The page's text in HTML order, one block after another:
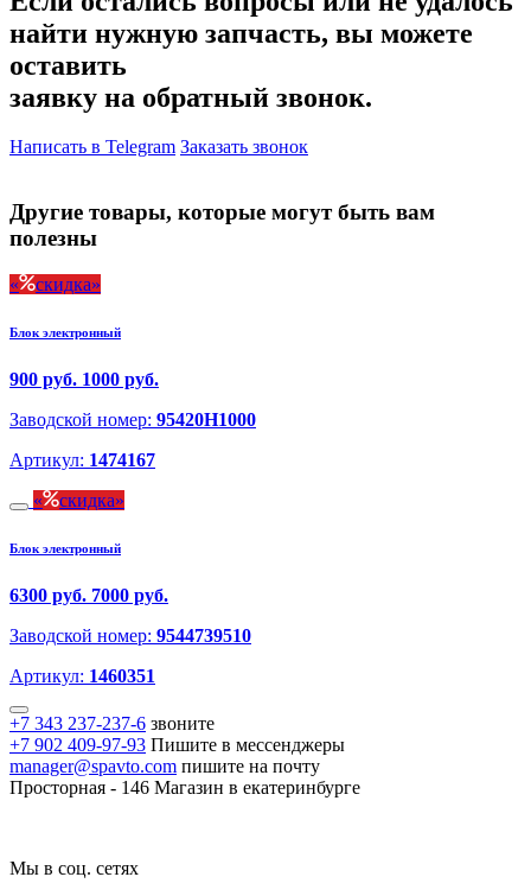
найти нужную запчасть, вы можете
оставить
заявку на обратный звонок.
Написать в Telegram Заказать звонок
Другие товары, которые могут быть вам
полезны
скидка
Блок электронный
900 руб. 1000 руб.
Заводской номер: 95420H1000
Артикул: 1474167
скидка
Блок электронный
6300 руб. 7000 руб.
Заводской номер: 9544739510
Артикул: 1460351
+7 343 237-237-6 звоните
+7 902 409-97-93 Пишите в мессенджеры
manager@spavto.com пишите на почту
Просторная - 146 Магазин в екатеринбурге
Мы в соц. сетях